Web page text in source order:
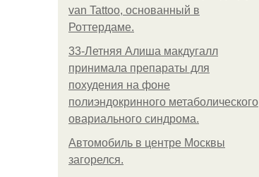
van Tattoo, основанный в
Роттердаме.
33-Летняя Алиша макдугалл
принимала препараты для
похудения на фоне
полиэндокринного метаболического
овариального синдрома.
Автомобиль в центре Москвы
загорелся.